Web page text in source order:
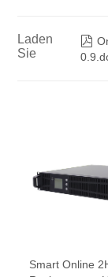
Laden
Sie

Smart Online